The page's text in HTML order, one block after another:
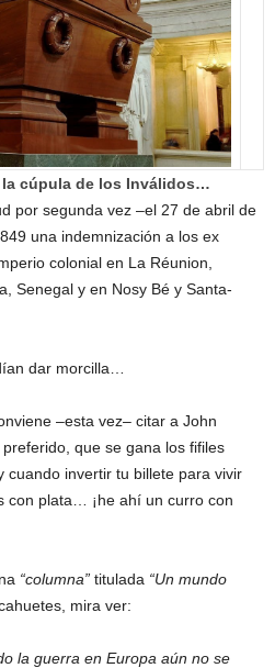
la cúpula de los Inválidos…
por segunda vez –el 27 de abril de
una indemnización a los ex
colonial en La Réunion,
Senegal y en Nosy Bé y Santa-
dar morcilla…
–esta vez– citar a John
que se gana los fifiles
cuando invertir tu billete para vivir
con plata… ¡he ahí un curro con
“columna” titulada “Un mundo
mira ver:
la guerra en Europa aún no se